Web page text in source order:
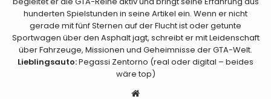
hunderten Spielstunden in seine Artikel ein. Wenn er nicht
gerade mit fünf Sternen auf der Flucht ist oder getunte
Sportwagen über den Asphalt jagt, schreibt er mit Leidenschaft
über Fahrzeuge, Missionen und Geheimnisse der GTA-Welt.
Lieblingsauto:Pegassi Zentorno (real oder digital – beides
wäre top)